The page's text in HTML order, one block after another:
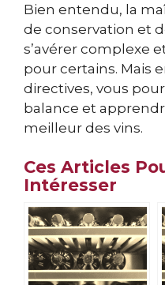
Bien entendu, la
de conservation et
s’avérer complexe
pour certains. Mais
directives, vous
balance et
meilleur des vins.
Ces Articles
Intéresser